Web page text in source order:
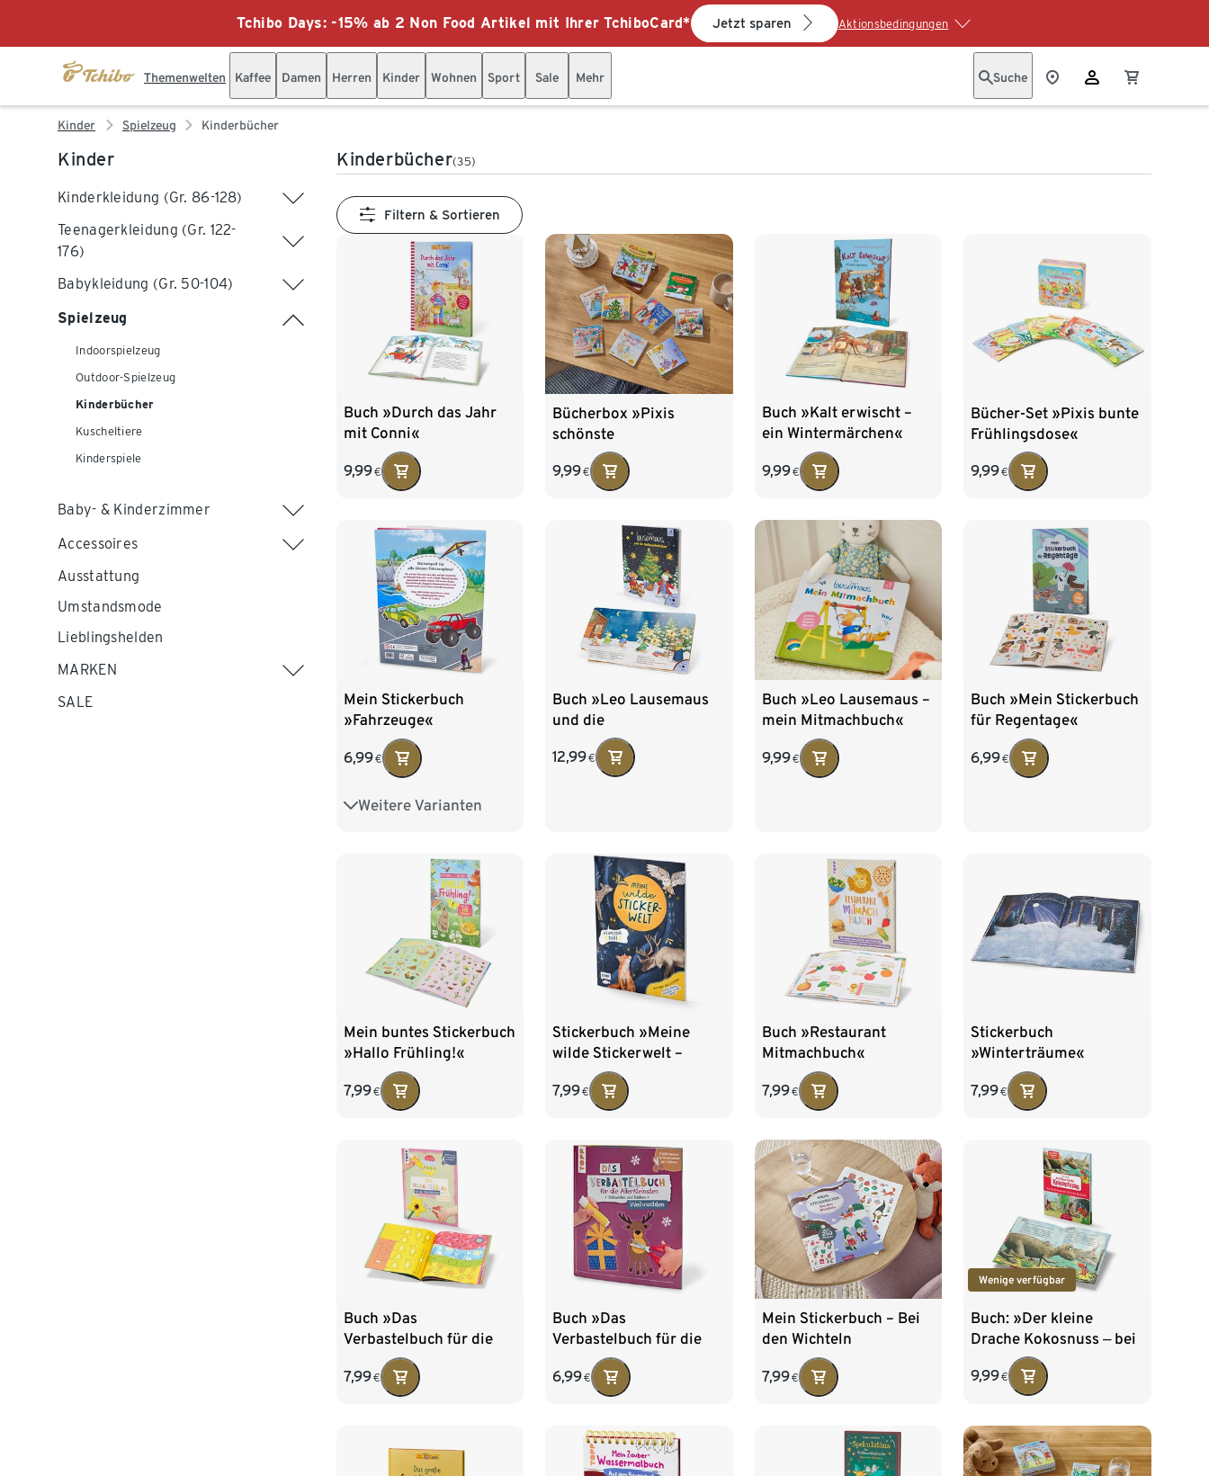
Tchibo Days: -15% ab 2 Non Food Artikel mit Ihrer TchiboCard* Jetzt sparen Aktionsbedingungen
Themenwelten Kaffee Damen Herren Kinder Wohnen Sport Sale Mehr Suche
Kinder Spielzeug Kinderbücher
Kinder
Kinderkleidung (Gr. 86-128)
Teenagerkleidung (Gr. 122-
176)
Babykleidung (Gr. 50-104)
Spielzeug
Indoorspielzeug
Outdoor-Spielzeug
Kinderbücher
Kuscheltiere
Kinderspiele
Baby- & Kinderzimmer
Accessoires
Ausstattung
Umstandsmode
Lieblingshelden
MARKEN
SALE
Kinderbücher(35)
Filtern & Sortieren
Buch »Durch das Jahr
mit Conni«
9,99€
Bücherbox »Pixis
schönste
Weihnachtsdose«
9,99€
Buch »Kalt erwischt –
ein Wintermärchen«
9,99€
Bücher-Set »Pixis bunte
Frühlingsdose«
9,99€
Mein Stickerbuch
»Fahrzeuge«
6,99€
Weitere Varianten
Pferde und Ponys
Buch »Leo Lausemaus
und die
Weihnachtslichter«
12,99€
Buch »Leo Lausemaus –
mein Mitmachbuch«
9,99€
Buch »Mein Stickerbuch
für Regentage«
6,99€
Mein buntes Stickerbuch
»Hallo Frühling!«
7,99€
Stickerbuch »Meine
wilde Stickerwelt –
heimische Tiere«
7,99€
Buch »Restaurant
Mitmachbuch«
7,99€
Stickerbuch
»Winterträume«
7,99€
Buch »Das
Verbastelbuch für die
Allerkleinsten – Ostern«
7,99€
Buch »Das
Verbastelbuch für die
Allerkleinsten –
Weihnachten«
6,99€
Mein Stickerbuch – Bei
den Wichteln
7,99€
Wenige verfügbar
Buch: »Der kleine
Drache Kokosnuss ‒ bei
den Dinosauriern & In
der Steinzeit«
9,99€